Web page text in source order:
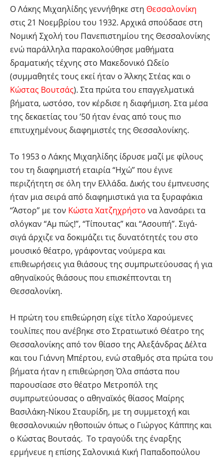
Ο Λάκης Μιχαηλίδης γεννήθηκε στη Θεσσαλονίκη
στις 21 Νοεμβρίου του 1932. Αρχικά σπούδασε στη
Νομική Σχολή του Πανεπιστημίου της Θεσσαλονίκης
ενώ παράλληλα παρακολούθησε μαθήματα
δραματικής τέχνης στο Μακεδονικό Ωδείο
(συμμαθητές τους εκεί ήταν ο Άλκης Στέας και ο
Κώστας Βουτσάς). Στα πρώτα του επαγγελματικά
βήματα, ωστόσο, τον κέρδισε η διαφήμιση. Στα μέσα
της δεκαετίας του ’50 ήταν ένας από τους πιο
επιτυχημένους διαφημιστές της Θεσσαλονίκης.
Το 1953 ο Λάκης Μιχαηλίδης ίδρυσε μαζί με φίλους
του τη διαφημιστή εταιρία “Ηχώ” που έγινε
περιζήτητη σε όλη την Ελλάδα. Δικής του έμπνευσης
ήταν μια σειρά από διαφημιστικά για τα ξυραφάκια
“Άστορ” με τον Κώστα Χατζηχρήστο να λανσάρει τα
σλόγκαν “Αμ πώς!”, “Τίπουτας” και “Ασουπή”. Σιγά-
σιγά άρχιζε να δοκιμάζει τις δυνατότητές του στο
μουσικό θέατρο, γράφοντας νούμερα και
επιθεωρήσεις για θιάσους της συμπρωτεύουσας ή για
αθηναϊκούς θιάσους που επισκέπτονται τη
Θεσσαλονίκη.
Η πρώτη του επιθεώρηση είχε τίτλο Χαρούμενες
τουλίπες που ανέβηκε στο Στρατιωτικό Θέατρο της
Θεσσαλονίκης από τον θίασο της Αλεξάνδρας Δέλτα
και του Γιάννη Μπέρτου, ενώ σταθμός στα πρώτα του
βήματα ήταν η επιθεώρηση Όλα σπάστα που
παρουσίασε στο θέατρο Μετροπόλ της
συμπρωτεύουσας ο αθηναϊκός θίασος Μαίρης
Βασιλάκη-Νίκου Σταυρίδη, με τη συμμετοχή και
θεσσαλονικιών ηθοποιών όπως ο Γιώργος Κάππης και
ο Κώστας Βουτσάς. Το τραγούδι της έναρξης
ερμήνευε η επίσης Σαλονικιά Κική Παπαδοπούλου